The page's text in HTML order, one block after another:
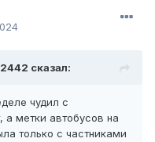
сказал:
чудил с
а метки автобусов на
только с частниками